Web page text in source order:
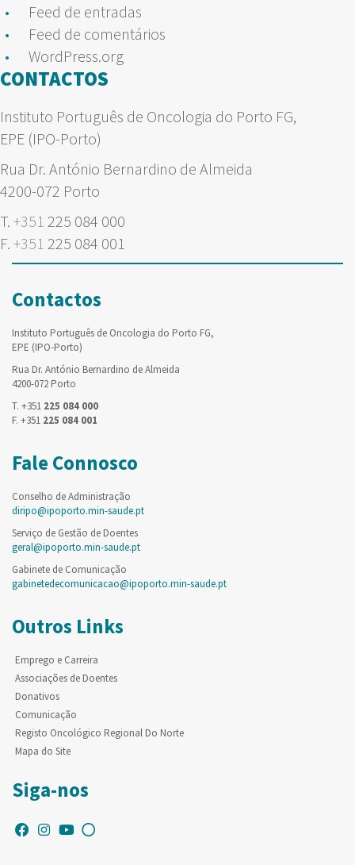
Feed de entradas
Feed de comentários
WordPress.org
CONTACTOS
Instituto Português de Oncologia do Porto FG,
EPE (IPO-Porto)
Rua Dr. António Bernardino de Almeida
4200-072 Porto
T. +351 225 084 000
F. +351 225 084 001
Contactos
Instituto Português de Oncologia do Porto FG,
EPE (IPO-Porto)
Rua Dr. António Bernardino de Almeida
4200-072 Porto
T. +351 225 084 000
F. +351 225 084 001
Fale Connosco
Conselho de Administração
diripo@ipoporto.min-saude.pt
Serviço de Gestão de Doentes
geral@ipoporto.min-saude.pt
Gabinete de Comunicação
gabinetedecomunicacao@ipoporto.min-saude.pt
Outros Links
Emprego e Carreira
Associações de Doentes
Donativos
Comunicação
Registo Oncológico Regional Do Norte
Mapa do Site
Siga-nos